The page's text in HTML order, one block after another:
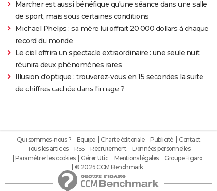
Marcher est aussi bénéfique qu'une séance dans une salle
de sport, mais sous certaines conditions
Michael Phelps : sa mère lui offrait 20 000 dollars à chaque
record du monde
Le ciel offrira un spectacle extraordinaire : une seule nuit
réunira deux phénomènes rares
Illusion d'optique : trouverez-vous en 15 secondes la suite
de chiffres cachée dans l'image ?
Qui sommes-nous ? Equipe Charte éditoriale Publicité
Contact
Tous les articles
RSS Recrutement
Données personnelles
Paramétrer les cookies
Gérer Utiq Mentions légales
Groupe Figaro
© 2026 CCM Benchmark